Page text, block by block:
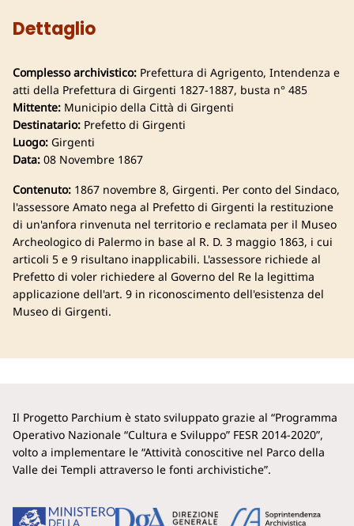
Dettaglio
Complesso archivistico: Prefettura di Agrigento, Intendenza e
atti della Prefettura di Girgenti 1827-1887, busta n° 485
Mittente: Municipio della Città di Girgenti
Destinatario: Prefetto di Girgenti
Luogo: Girgenti
Data: 08 Novembre 1867
Contenuto: 1867 novembre 8, Girgenti. Per conto del Sindaco,
l'assessore Amato nega al Prefetto di Girgenti la restituzione
di un'anfora rinvenuta nel territorio e reclamata per il Museo
Archeologico di Palermo in base al R. D. 3 maggio 1863, i cui
articoli 5 e 9 risultano inapplicabili. L'assessore richiede al
Prefetto di voler richiedere al Governo del Re la legittima
applicazione dell'art. 9 in riconoscimento dell'esistenza del
Museo di Girgenti.
Il Progetto Parchium è stato sviluppato grazie al “Programma
Operativo Nazionale “Cultura e Sviluppo” FESR 2014-2020”,
volto a implementare le “Attività conoscitive nel Parco della
Valle dei Templi attraverso le fonti archivistiche”.